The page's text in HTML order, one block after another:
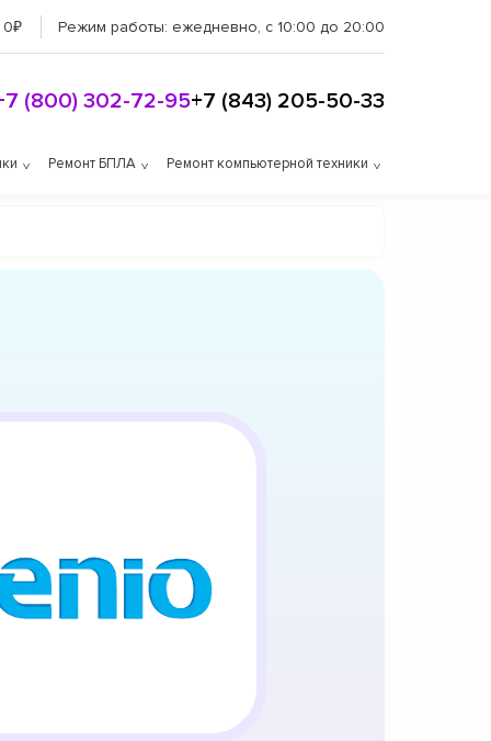
0₽ Режим работы: ежедневно, с 10:00 до 20:00
(800) 302-72-95+7 (843) 205-50-33
Ремонт БПЛА Ремонт компьютерной техники